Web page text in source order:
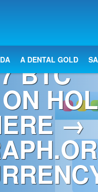
A DENTAL GOLD
BTC
→